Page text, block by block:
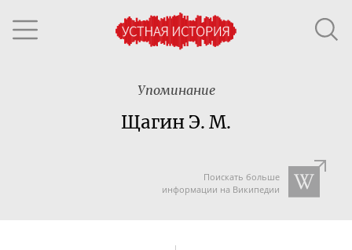
Упоминание
Щагин Э. М.
Поискать больше
информации на Википедии